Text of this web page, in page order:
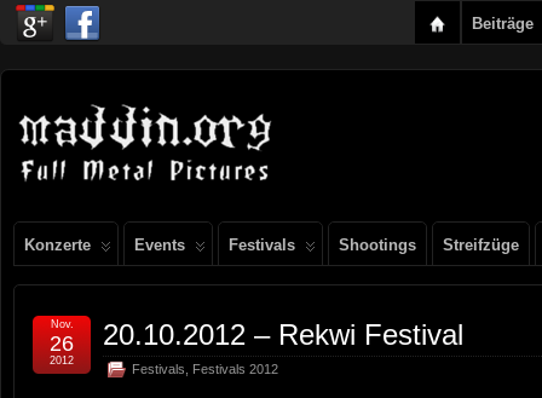
Beiträge
Konzerte Events Festivals Shootings Streifzüge
20.10.2012 – Rekwi Festival
Festivals Festivals 2012
Nov.
26
2012